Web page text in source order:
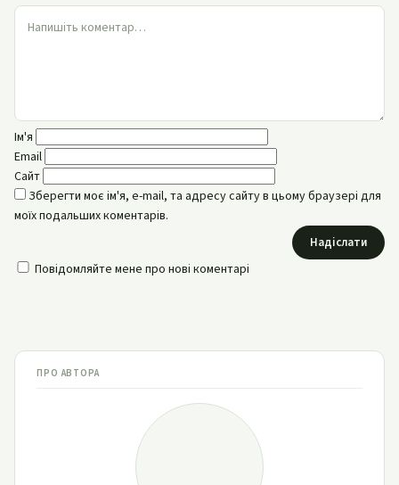
Ім'я
Email
Сайт
Зберегти моє ім'я, e-mail, та адресу сайту в цьому браузері для
моїх подальших коментарів.
Надіслати
Повідомляйте мене про нові коментарі
ПРО АВТОРА